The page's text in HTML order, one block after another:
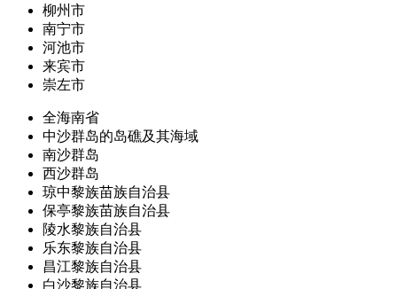
柳州市
南宁市
河池市
来宾市
崇左市
全海南省
中沙群岛的岛礁及其海域
南沙群岛
西沙群岛
琼中黎族苗族自治县
保亭黎族苗族自治县
陵水黎族自治县
乐东黎族自治县
昌江黎族自治县
白沙黎族自治县